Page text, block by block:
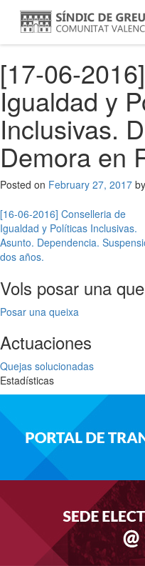
[17-06-
Igualdad y
Inclusivas.
Demora en
Posted on February 27, 2017 by
Post
navigation
[16-06-2016] Conselleria de
Igualdad y Políticas Inclusivas.
Asunto. Dependencia.
dos años.
Vols posar una
Posar una queixa
Actuaciones
Quejas solucionadas
Estadísticas